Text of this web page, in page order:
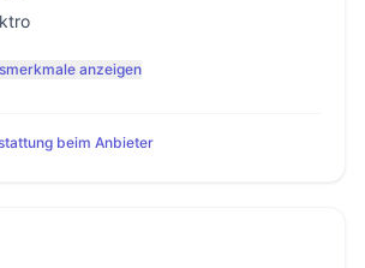
anzeigen
beim Anbieter